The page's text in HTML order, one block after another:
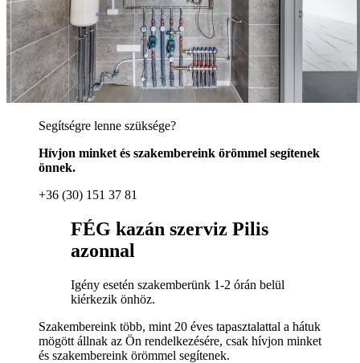
Segítségre lenne szüksége?
Hívjon minket és szakembereink örömmel segítenek
önnek.
+36 (30) 151 37 81
FÉG kazán szerviz Pilis
azonnal
Igény esetén szakemberünk 1-2 órán belül
kiérkezik önhöz.
Szakembereink több, mint 20 éves tapasztalattal a hátuk
mögött állnak az Ön rendelkezésére, csak hívjon minket
és szakembereink örömmel segítenek.